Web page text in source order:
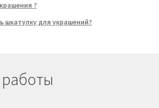
?
шкатулку для украшений?